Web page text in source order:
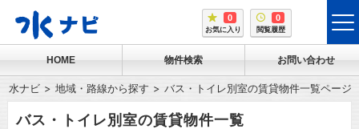
0
お気に入り
0
閲覧履歴
HOME 物件検索 お問い合わせ
水ナビ 地域・路線から探す バス・トイレ別室の賃貸物件一覧ページ
バス・トイレ別室の賃貸物件一覧